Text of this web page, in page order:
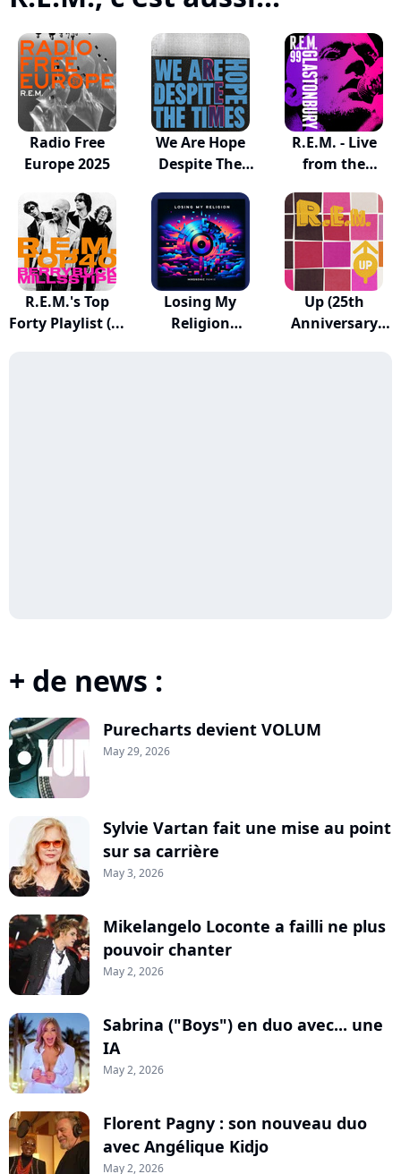
Radio Free
Europe 2025
We Are Hope
Despite The
R.E.M. - Live
from the
R.E.M.'s Top
Forty Playlist (...
Losing My
Religion
Up (25th
Anniversary
+ de news :
Purecharts devient VOLUM
May 29, 2026
Sylvie Vartan fait une mise au point
sur sa carrière
May 3, 2026
Mikelangelo Loconte a failli ne plus
pouvoir chanter
May 2, 2026
Sabrina ("Boys") en duo avec... une
IA
May 2, 2026
Florent Pagny : son nouveau duo
avec Angélique Kidjo
May 2, 2026